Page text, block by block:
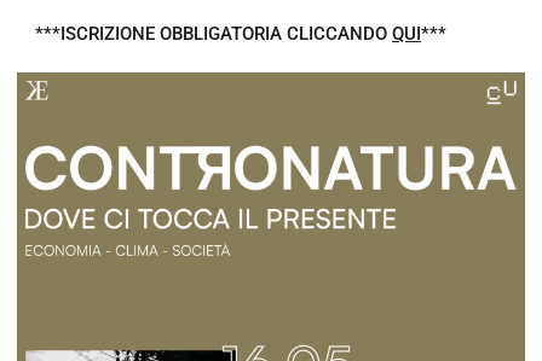
***ISCRIZIONE OBBLIGATORIA CLICCANDO QUI***